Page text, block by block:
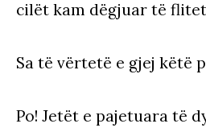
cilët kam dëgjuar të
Sa të vërtetë e gjej këtë
Po! Jetët e pajetuara të